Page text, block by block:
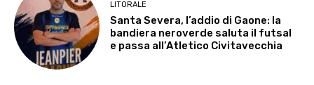
LITORALE
Santa Severa, l’addio di Gaone: la
bandiera neroverde saluta il futsal
e passa all’Atletico Civitavecchia